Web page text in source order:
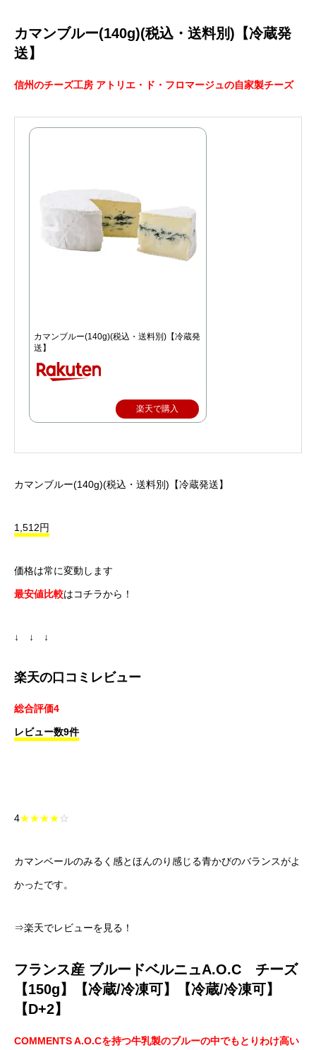
カマンブルー(140g)(税込・送料別)【冷蔵発
送】
信州のチーズ工房 アトリエ・ド・フロマージュの自家製チーズ
カマンブルー(140g)(税込・送料別)【冷蔵発
送】
楽天で購入
カマンブルー(140g)(税込・送料別)【冷蔵発送】
1,512円
価格は常に変動します
最安値比較はコチラから！
↓ ↓ ↓
楽天の口コミレビュー
総合評価4
レビュー数9件
4★★★★☆
カマンベールのみるく感とほんのり感じる青かびのバランスがよ
かったです。
⇒楽天でレビューを見る！
フランス産 ブルードベルニュA.O.C チーズ
【150g】【冷蔵/冷凍可】【冷蔵/冷凍可】
【D+2】
COMMENTS A.O.Cを持つ牛乳製のブルーの中でもとりわけ高い